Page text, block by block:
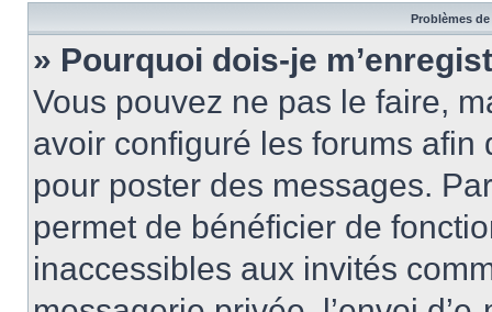
Problèmes
» Pourquoi dois-je
Vous pouvez ne pas le faire,
avoir configuré les forums afin
pour poster des messages.
permet de bénéficier de
inaccessibles aux invités